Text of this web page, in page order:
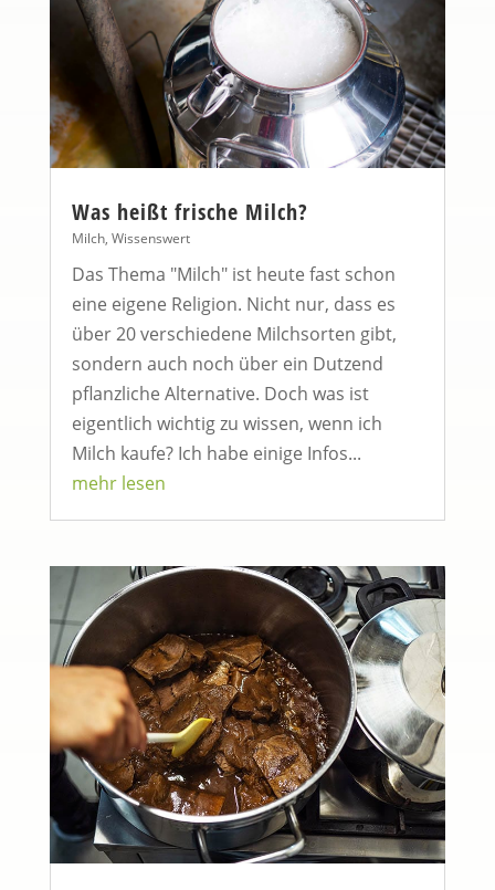
Was heißt frische Milch?
Milch, Wissenswert
Das Thema "Milch" ist heute fast schon
eine eigene Religion. Nicht nur, dass es
über 20 verschiedene Milchsorten gibt,
sondern auch noch über ein Dutzend
pflanzliche Alternative. Doch was ist
eigentlich wichtig zu wissen, wenn ich
Milch kaufe? Ich habe einige Infos...
mehr lesen